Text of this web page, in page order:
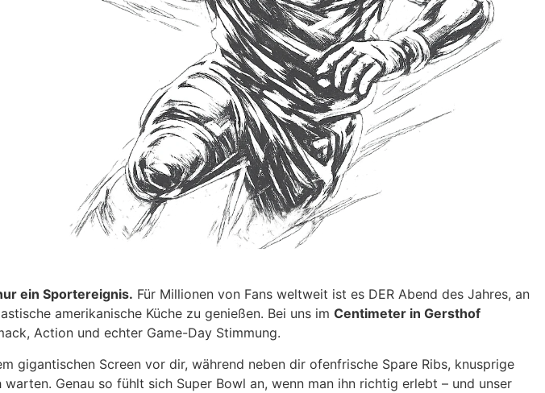
ein Sportereignis. Für Millionen von Fans weltweit ist es DER Abend des Jahres, an
amerikanische Küche zu genießen. Bei uns im Centimeter in Gersthof
Action und echter Game-Day Stimmung.
gigantischen Screen vor dir, während neben dir ofenfrische Spare Ribs, knusprige
Genau so fühlt sich Super Bowl an, wenn man ihn richtig erlebt – und unser